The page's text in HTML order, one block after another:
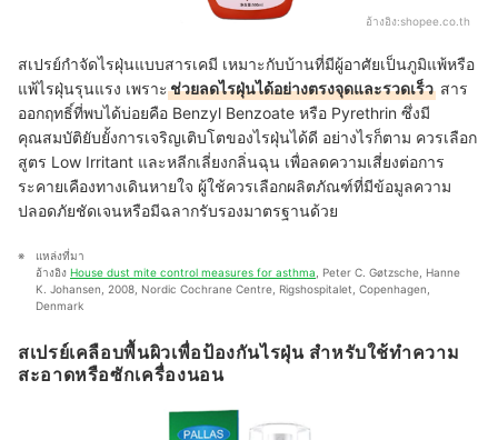
อ้างอิง:shopee.co.th
สเปรย์กำจัดไรฝุ่นแบบสารเคมี เหมาะกับบ้านที่มีผู้อาศัยเป็นภูมิแพ้หรือ
แพ้ไรฝุ่นรุนแรง เพราะช่วยลดไรฝุ่นได้อย่างตรงจุดและรวดเร็ว สาร
ออกฤทธิ์ที่พบได้บ่อยคือ Benzyl Benzoate หรือ Pyrethrin ซึ่งมี
คุณสมบัติยับยั้งการเจริญเติบโตของไรฝุ่นได้ดี อย่างไรก็ตาม ควรเลือก
สูตร Low Irritant และหลีกเลี่ยงกลิ่นฉุน เพื่อลดความเสี่ยงต่อการ
ระคายเคืองทางเดินหายใจ ผู้ใช้ควรเลือกผลิตภัณฑ์ที่มีข้อมูลความ
ปลอดภัยชัดเจนหรือมีฉลากรับรองมาตรฐานด้วย
แหล่งที่มา
อ้างอิง House dust mite control measures for asthma, Peter C. Gøtzsche, Hanne
K. Johansen, 2008, Nordic Cochrane Centre, Rigshospitalet, Copenhagen,
Denmark
สเปรย์เคลือบพื้นผิวเพื่อป้องกันไรฝุ่น สำหรับใช้ทำความ
สะอาดหรือซักเครื่องนอน